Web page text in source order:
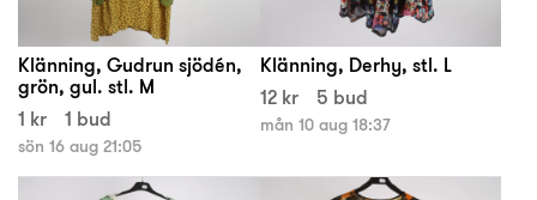
Klänning, Gudrun sjödén,
grön, gul. stl. M
1 kr
1 bud
sön 16 aug 21:05
Klänning, Derhy, stl. L
12 kr
5 bud
mån 10 aug 18:37